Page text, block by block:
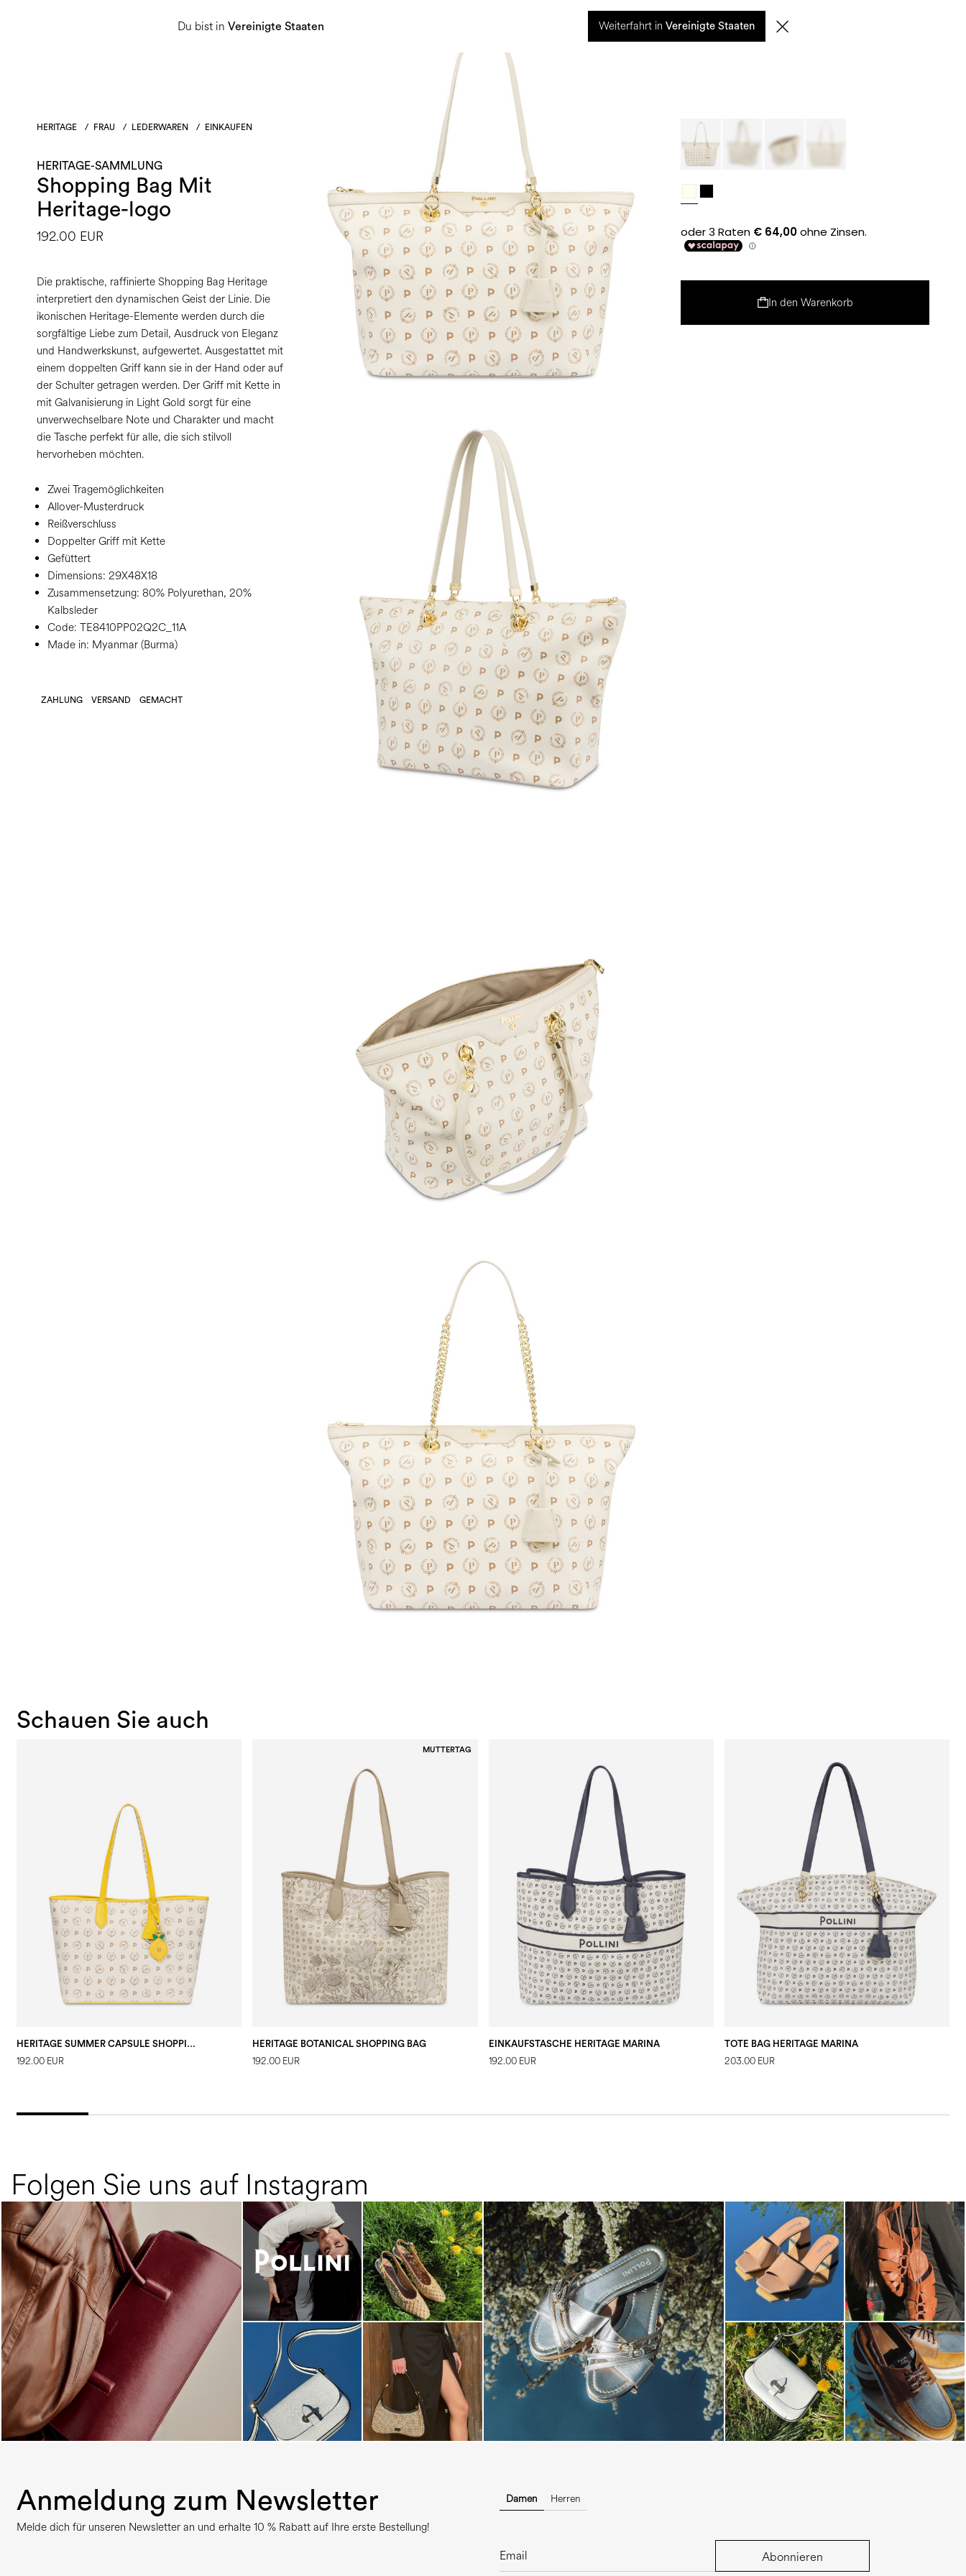
Du bist in Vereinigte Staaten Weiterfahrt in Vereinigte Staaten
Herren Heritage-Sammlung SUCHE
HERITAGE / FRAU / LEDERWAREN / EINKAUFEN
HERITAGE-SAMMLUNG
Shopping Bag Mit
Heritage-logo
192.00 EUR
Die praktische, raffinierte Shopping Bag Heritage
interpretiert den dynamischen Geist der Linie. Die
ikonischen Heritage-Elemente werden durch die
sorgfältige Liebe zum Detail, Ausdruck von Eleganz
und Handwerkskunst, aufgewertet. Ausgestattet mit
einem doppelten Griff kann sie in der Hand oder auf
der Schulter getragen werden. Der Griff mit Kette in
mit Galvanisierung in Light Gold sorgt für eine
unverwechselbare Note und Charakter und macht
die Tasche perfekt für alle, die sich stilvoll
hervorheben möchten.
Zwei Tragemöglichkeiten
Allover-Musterdruck
Reißverschluss
Doppelter Griff mit Kette
Gefüttert
Dimensions: 29X48X18
Zusammensetzung: 80% Polyurethan, 20%
Kalbsleder
Code: TE8410PP02Q2C_11A
Made in: Myanmar (Burma)
ZAHLUNG VERSAND GEMACHT
In den Warenkorb
Schauen Sie auch
HERITAGE SUMMER CAPSULE SHOPPING BAG
192.00 EUR
MUTTERTAG
HERITAGE BOTANICAL SHOPPING BAG
192.00 EUR
EINKAUFSTASCHE HERITAGE MARINA
192.00 EUR
TOTE BAG HERITAGE MARINA
203.00 EUR
Folgen Sie uns auf Instagram
Classy, sassy, trendy - the new Pollini Lady Bag is
Blending sass and class, the Echos mule in silver
is...
Anmeldung zum Newsletter
Melde dich für unseren Newsletter an und erhalte 10 % Rabatt auf Ihre erste Bestellung!
Damen Herren
Abonnieren